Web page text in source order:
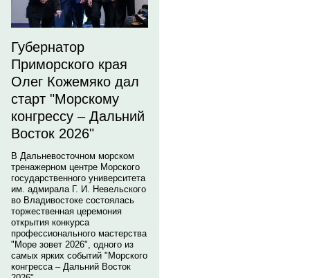
Губернатор
Приморского края
Олег Кожемяко дал
старт "Морскому
конгрессу – Дальний
Восток 2026"
В Дальневосточном морском
тренажерном центре Морского
государственного университета
им. адмирала Г. И. Невельского
во Владивостоке состоялась
торжественная церемония
открытия конкурса
профессионального мастерства
"Море зовет 2026", одного из
самых ярких событий "Морского
конгресса – Дальний Восток